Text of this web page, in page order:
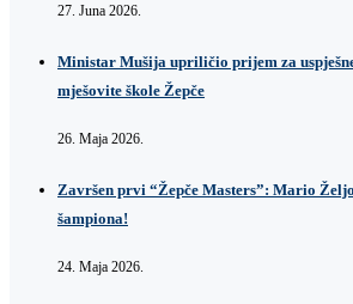
27. Juna 2026.
Ministar Mušija upriličio prijem za
mješovite škole Žepče
26. Maja 2026.
Završen prvi “Žepče Masters”: Mario
šampiona!
24. Maja 2026.